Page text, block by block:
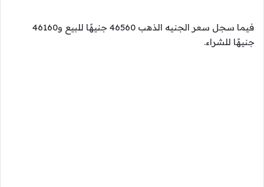
فيما سجل سعر الجنيه الذهب 46560 جنيهًا للبيع و46160
جنيهًا للشراء.